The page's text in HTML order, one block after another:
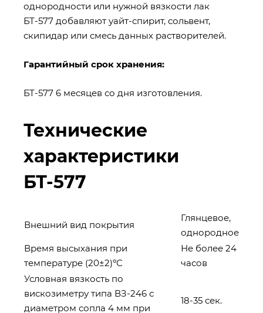
однородности или нужной вязкости лак
БТ-577 добавляют уайт-спирит, сольвент,
скипидар или смесь данных растворителей.
Гарантийный срок хранения:
БТ-577 6 месяцев со дня изготовления.
Технические
характеристики
БТ-577
Внешний вид покрытия
Глянцевое,
однородное
Время высыхания при
температуре (20±2)ºС
Не более 24
часов
Условная вязкость по
вискозиметру типа ВЗ-246 с
диаметром сопла 4 мм при
18-35 сек.